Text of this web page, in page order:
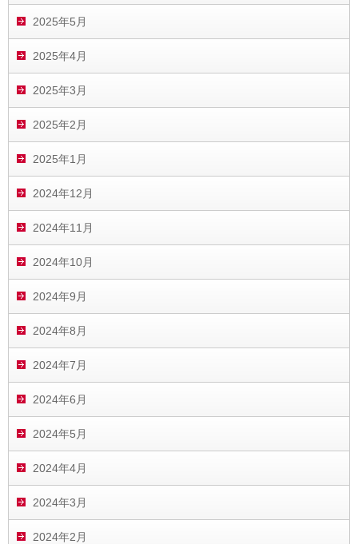
2025年5月
2025年4月
2025年3月
2025年2月
2025年1月
2024年12月
2024年11月
2024年10月
2024年9月
2024年8月
2024年7月
2024年6月
2024年5月
2024年4月
2024年3月
2024年2月